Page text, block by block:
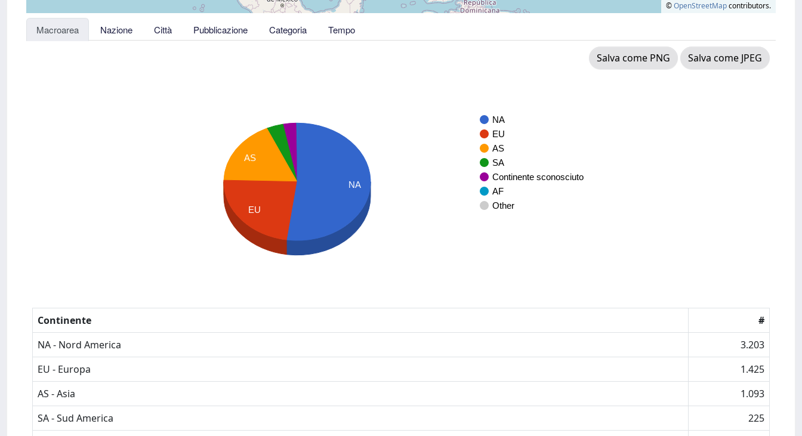
©OpenStreetMapcontributors.
Macroarea Nazione Città Pubblicazione Categoria Tempo
Salva come PNG Salva come JPEG
NA
EU
AS
SA
Continente sconosciuto
AF
Other
AS
EU
NA
Continente
#
NA - Nord America
3.203
EU - Europa
1.425
AS - Asia
1.093
SA - Sud America
225